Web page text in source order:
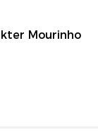
Mourinho